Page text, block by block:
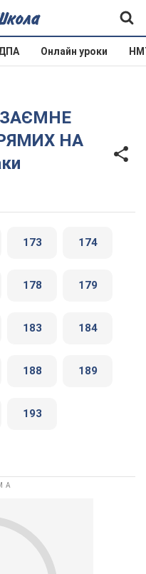
Онлайн уроки
НА
173 174
178 179
183 184
188 189
193